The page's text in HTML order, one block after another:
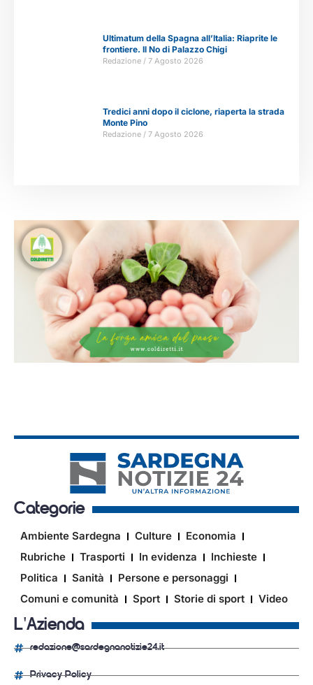
Ultimatum della Spagna all’Italia: Riaprite le
frontiere. Il No di Palazzo Chigi
Redazione 7 Agosto 2026
Tredici anni dopo il ciclone, riaperta la strada
Monte Pino
Redazione 7 Agosto 2026
Categorie
Ambiente Sardegna Culture
Economia
Rubriche
Trasporti In evidenza
Inchieste
Politica
Sanità
Persone e personaggi
Comuni e comunità
Sport Storie di sport Video
L'Azienda
redazione@sardegnanotizie24.it
Privacy Policy